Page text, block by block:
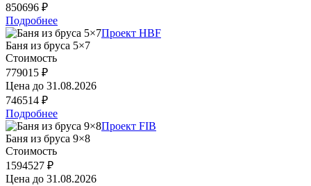
850696 ₽
Подробнее
Проект HBF
Баня из бруса 5×7
Стоимость
779015 ₽
Цена до 31.08.2026
746514 ₽
Подробнее
Проект FIB
Баня из бруса 9×8
Стоимость
1594527 ₽
Цена до 31.08.2026